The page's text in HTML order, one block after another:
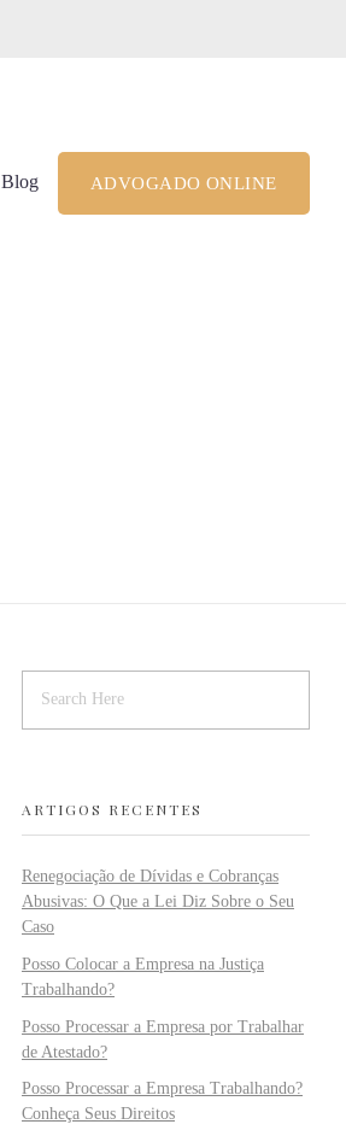
Blog ADVOGADO ONLINE
ARTIGOS RECENTES
Renegociação de Dívidas e Cobranças
Abusivas: O Que a Lei Diz Sobre o Seu
Caso
Posso Colocar a Empresa na Justiça
Trabalhando?
Posso Processar a Empresa por Trabalhar
de Atestado?
Posso Processar a Empresa Trabalhando?
Conheça Seus Direitos